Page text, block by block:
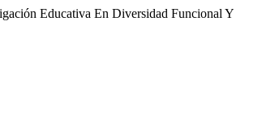
Educativa En Diversidad Funcional Y